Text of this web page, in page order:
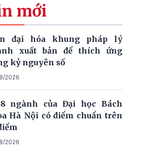
mới
đại hóa khung pháp lý
xuất bản để thích ứng
kỷ nguyên số
2026
ngành của Đại học Bách
Hà Nội có điểm chuẩn trên
2026